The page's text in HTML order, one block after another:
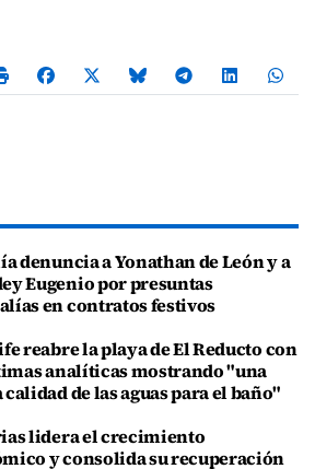
denuncia a Yonathan de León y a
Eugenio por presuntas
en contratos festivos
reabre la playa de El Reducto con
analíticas mostrando "una
calidad de las aguas para el baño"
lidera el crecimiento
y consolida su recuperación